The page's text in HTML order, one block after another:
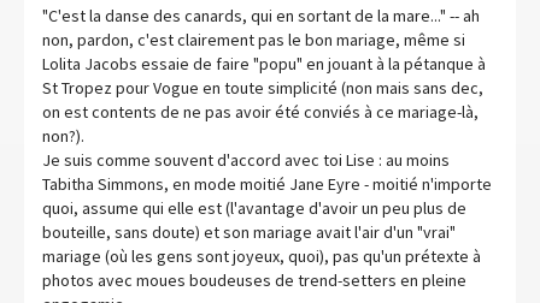
"C'est la danse des canards, qui en sortant de la mare..." -- ah
non, pardon, c'est clairement pas le bon mariage, même si
Lolita Jacobs essaie de faire "popu" en jouant à la pétanque à
St Tropez pour Vogue en toute simplicité (non mais sans dec,
on est contents de ne pas avoir été conviés à ce mariage-là,
non?).
Je suis comme souvent d'accord avec toi Lise : au moins
Tabitha Simmons, en mode moitié Jane Eyre - moitié n'importe
quoi, assume qui elle est (l'avantage d'avoir un peu plus de
bouteille, sans doute) et son mariage avait l'air d'un "vrai"
mariage (où les gens sont joyeux, quoi), pas qu'un prétexte à
photos avec moues boudeuses de trend-setters en pleine